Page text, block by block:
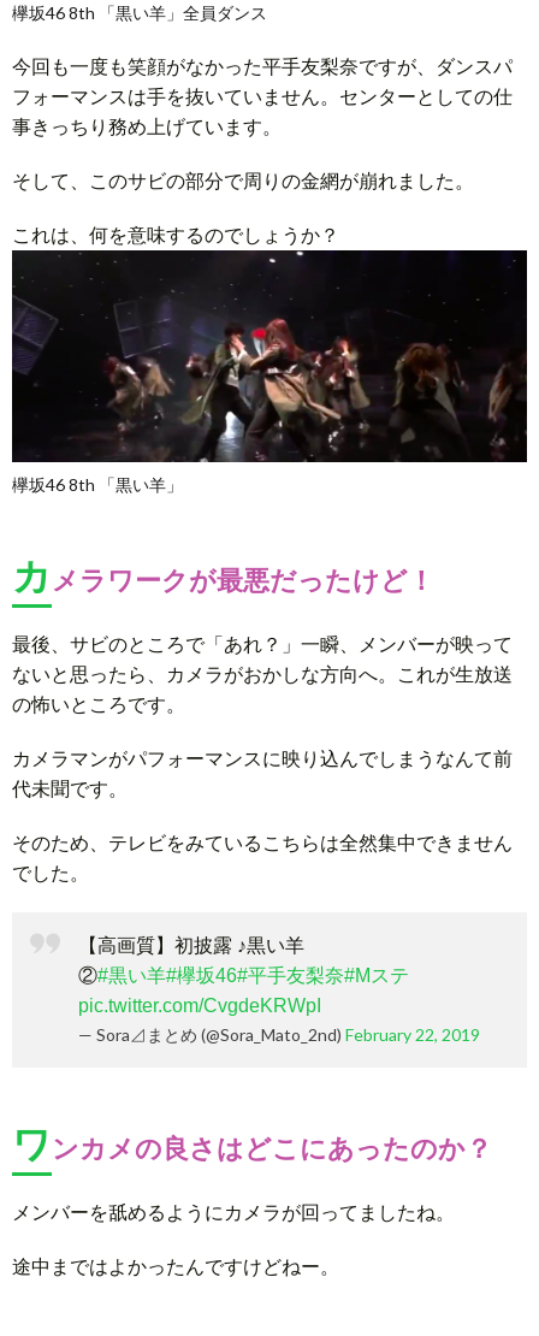
欅坂46 8th 「黒い羊」全員ダンス
今回も一度も笑顔がなかった平手友梨奈ですが、ダンスパ
フォーマンスは手を抜いていません。センターとしての仕
事きっちり務め上げています。
そして、このサビの部分で周りの金網が崩れました。
これは、何を意味するのでしょうか？
欅坂46 8th 「黒い羊」
カ メラワークが最悪だったけど！
最後、サビのところで「あれ？」一瞬、メンバーが映って
ないと思ったら、カメラがおかしな方向へ。これが生放送
の怖いところです。
カメラマンがパフォーマンスに映り込んでしまうなんて前
代未聞です。
そのため、テレビをみているこちらは全然集中できません
でした。
【高画質】初披露 ♪黒い羊
②#黒い羊#欅坂46#平手友梨奈#Mステ
pic.twitter.com/CvgdeKRWpI
— Sora⊿まとめ (@Sora_Mato_2nd) February 22, 2019
ワ ンカメの良さはどこにあったのか？
メンバーを舐めるようにカメラが回ってましたね。
途中まではよかったんですけどねー。